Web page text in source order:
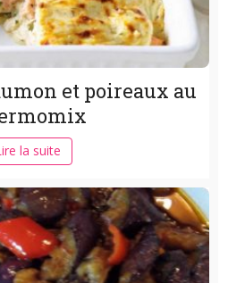
et poireaux au
la suite